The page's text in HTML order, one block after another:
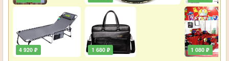
4 920 ₽ 1 680 ₽ 1 080 ₽